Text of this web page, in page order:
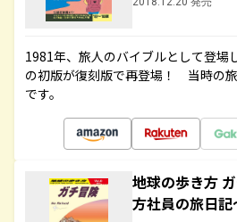
1981年、旅人のバイブルとして登場
の初版が復刻版で再登場！ 当時の
です。
地球の歩き方
方社員の旅日記